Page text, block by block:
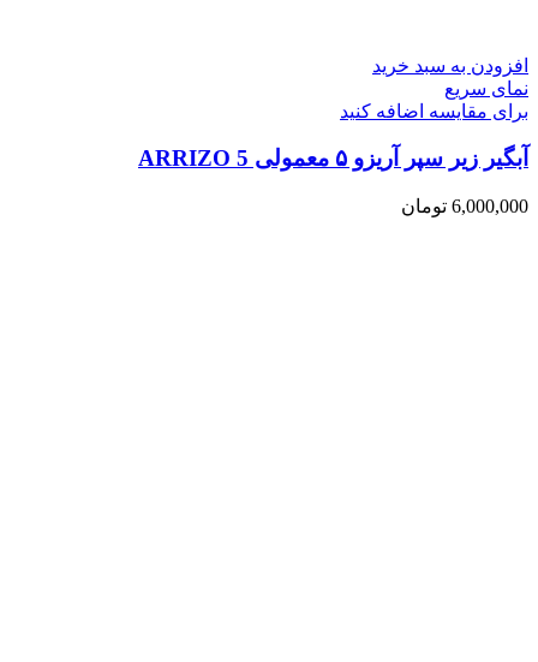
افزودن به سبد خرید
نمای سریع
برای مقایسه اضافه کنید
آبگیر زیر سپر آریزو ۵ معمولی ARRIZO 5
6,000,000 تومان